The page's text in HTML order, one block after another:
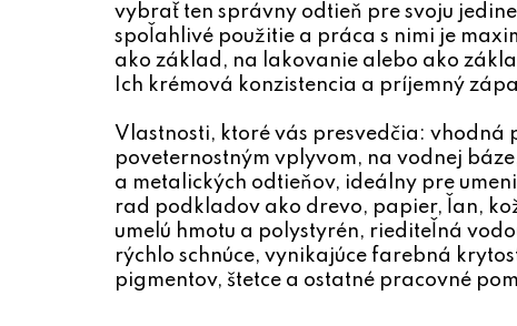
vybrať ten správny odtieň pre svoju
spoľahlivé použitie a práca s nimi je
ako základ, na lakovanie alebo ako
Ich krémová konzistencia a príjemný
Vlastnosti, ktoré vás presvedčia:
poveternostným vplyvom, na vodnej
a metalických odtieňov, ideálny pre
rad podkladov ako drevo, papier, ľan,
umelú hmotu a polystyrén, riediteľná
rýchlo schnúce, vynikajúce farebná
pigmentov, štetce a ostatné pracovné